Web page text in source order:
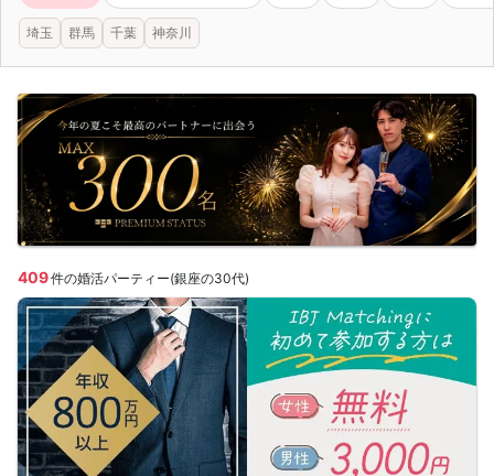
埼玉 群馬 千葉 神奈川
409件の婚活パーティー(銀座の30代)